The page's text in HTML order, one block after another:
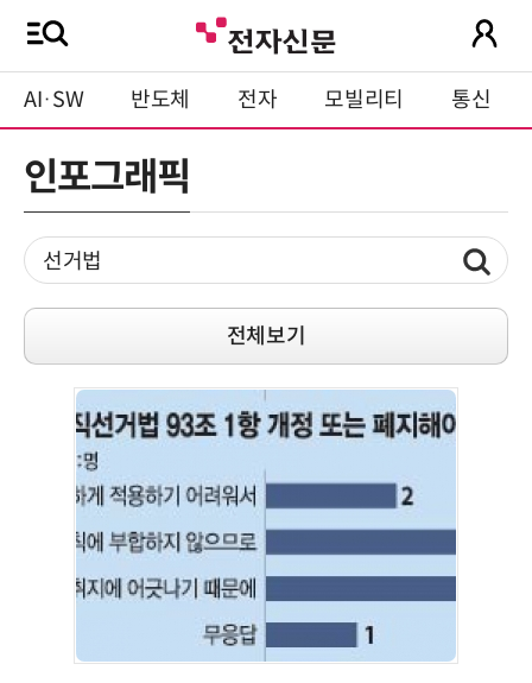
AI·SW 반도체 전자 모빌리티 통신
인포그래픽
전체보기